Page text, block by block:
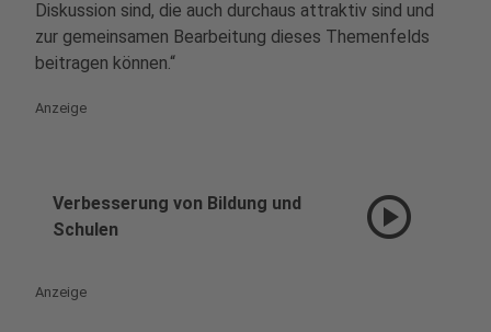
Diskussion sind, die auch durchaus attraktiv sind und
zur gemeinsamen Bearbeitung dieses Themenfelds
beitragen können.“
Anzeige
Verbesserung von Bildung und
Schulen
play_circle
Anzeige